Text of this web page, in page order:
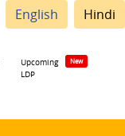
English Hindi
Upcoming
LDP